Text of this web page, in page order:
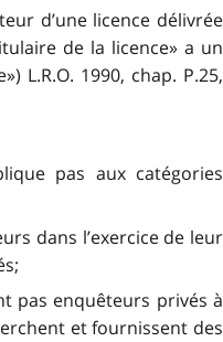
d’une licence délivrée
de la licence» a un
L.R.O. 1990, chap. P.25,
pas aux catégories
dans l’exercice de leur
pas enquêteurs privés à
et fournissent des